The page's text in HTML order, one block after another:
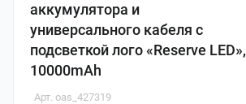
аккумулятора и
универсального кабеля с
подсветкой лого «Reserve LED»,
10000mAh
Арт. oas_427319